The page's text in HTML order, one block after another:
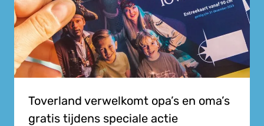
Toverland verwelkomt opa’s en oma’s
gratis tijdens speciale actie